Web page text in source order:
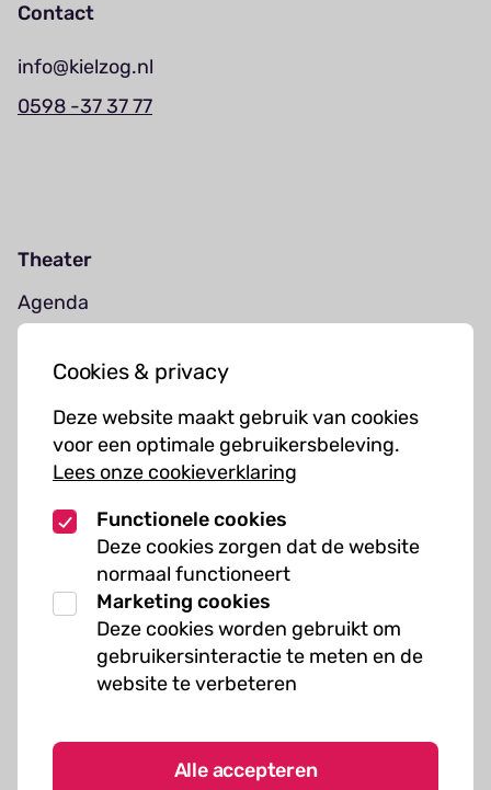
Cookies & privacy
Deze website maakt gebruik van cookies
voor een optimale gebruikersbeleving.
Lees onze cookieverklaring
Functionele cookies
Deze cookies zorgen dat de website
normaal functioneert
Marketing cookies
Deze cookies worden gebruikt om
gebruikersinteractie te meten en de
website te verbeteren
Alle accepteren
Contact
info@kielzog.nl
0598 -37 37 77
Theater
Agenda
Muziekcursussen
Kunst cursussen
Over ons
Organisatie
Werken bij Kielzog
Veelgestelde vragen